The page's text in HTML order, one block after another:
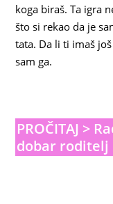
koga biraš. Ta igra
što si rekao da je
tata. Da li ti imaš
sam ga.
PROČITAJ >
dobar roditelj